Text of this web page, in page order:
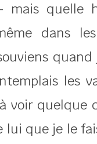
quelle
dans
quand
les
voir quelque
que je le